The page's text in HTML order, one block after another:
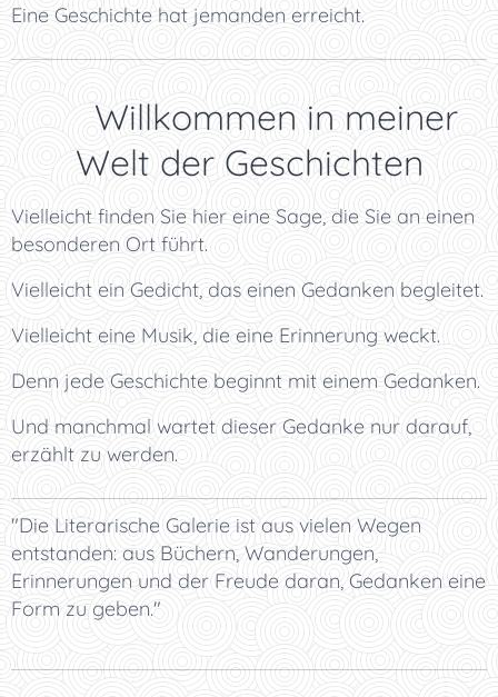
Eine Geschichte hat jemanden erreicht.
🚪 Willkommen in meiner
Welt der Geschichten
Vielleicht finden Sie hier eine Sage, die Sie an einen
besonderen Ort führt.
Vielleicht ein Gedicht, das einen Gedanken begleitet.
Vielleicht eine Musik, die eine Erinnerung weckt.
Denn jede Geschichte beginnt mit einem Gedanken.
Und manchmal wartet dieser Gedanke nur darauf,
erzählt zu werden.
"Die Literarische Galerie ist aus vielen Wegen
entstanden: aus Büchern, Wanderungen,
Erinnerungen und der Freude daran, Gedanken eine
Form zu geben."